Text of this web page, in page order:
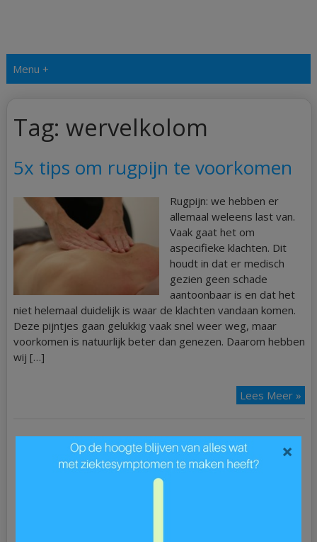
Menu +
Tag: wervelkolom
5x tips om rugpijn te voorkomen
Rugpijn: we hebben er
allemaal weleens last van.
Vaak gaat het om
aspecifieke klachten. Dit
houdt in dat er medisch
gezien geen schade
aantoonbaar is en dat het
niet helemaal duidelijk is waar de klachten vandaan komen.
Deze pijntjes gaan gelukkig vaak snel weer weg, maar
voorkomen is natuurlijk beter dan genezen. Daarom hebben
wij […]
Lees Meer »
×